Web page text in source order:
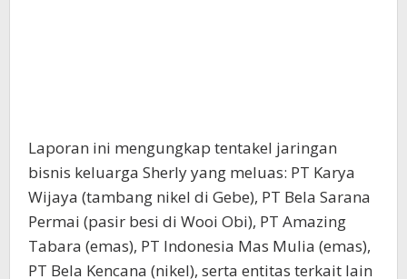
Laporan ini mengungkap tentakel jaringan
bisnis keluarga Sherly yang meluas: PT Karya
Wijaya (tambang nikel di Gebe), PT Bela Sarana
Permai (pasir besi di Wooi Obi), PT Amazing
Tabara (emas), PT Indonesia Mas Mulia (emas),
PT Bela Kencana (nikel), serta entitas terkait lain